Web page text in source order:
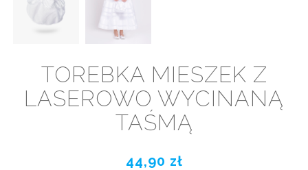
TOREBKA MIESZEK Z
LASEROWO WYCINANĄ
TAŚMĄ
44,90 zł